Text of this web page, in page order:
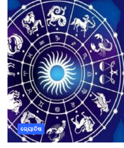
ଜ୍ୟୋତିଷ